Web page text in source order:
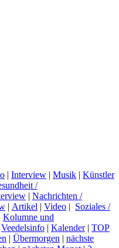
| Interview | Musik | Künstler
/
| Nachrichten /
| Artikel | Video | Soziales /
Kolumne und
Veedelsinfo | Kalender| TOP
| Übermorgen | nächste